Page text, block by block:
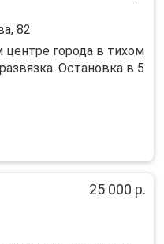
82
центре города в тихом
Остановка в 5
25 000 р.